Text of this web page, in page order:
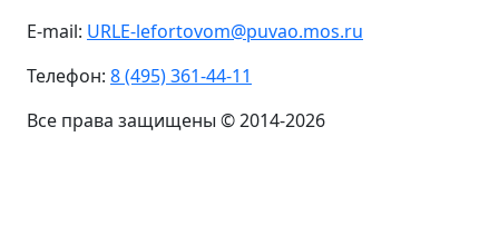
E-mail: URLE-lefortovom@puvao.mos.ru
Телефон: 8 (495) 361-44-11
Все права защищены © 2014-2026